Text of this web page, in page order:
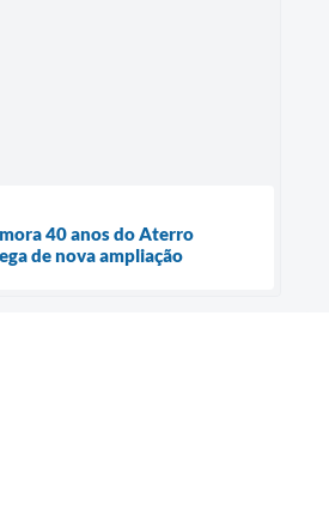
40 anos do Aterro
de nova ampliação